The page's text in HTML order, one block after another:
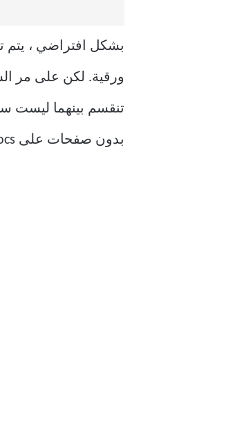
ورقية. لكن على مر
تنقسم بينهما ليست
بدون صفحات على Googe Docs على كل من سطح المكتب والجوال.